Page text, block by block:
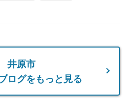
井原市
ログをもっと見る